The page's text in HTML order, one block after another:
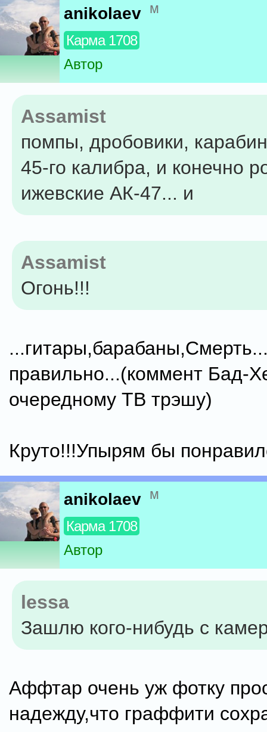
anikolaev м
Карма 1708
Автор
Assamist
помпы, дробовики,
45-го калибра, и конечно
ижевские АК-47... и
Assamist
Огонь!!!
правильно...(коммент Бад-
очередному ТВ трэшу)
Круто!!!Упырям бы
anikolaev м
Карма 1708
Автор
lessa
Зашлю кого-нибудь с
Аффтар очень уж фотку
надежду,что граффити